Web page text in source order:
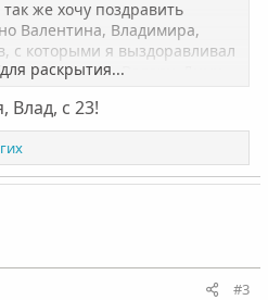
же хочу поздравить
Валентина, Владимира,
с которыми я выздоравливал
- Артема, Валеру, Диму
с праздником!!!
раскрытия...
Влад, с 23!
#3